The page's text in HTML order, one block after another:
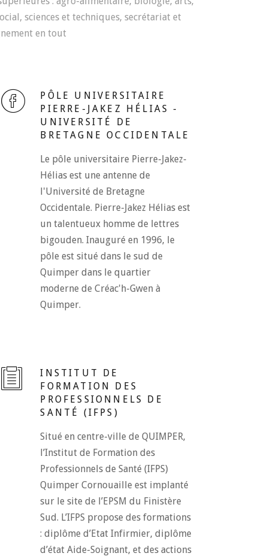
sciences et techniques, secrétariat et
en tout
PÔLE UNIVERSITAIRE
PIERRE-JAKEZ HÉLIAS -
UNIVERSITÉ DE
BRETAGNE OCCIDENTALE
Le pôle universitaire Pierre-Jakez-
Hélias est une antenne de
l'Université de Bretagne
Occidentale. Pierre-Jakez Hélias est
un talentueux homme de lettres
bigouden. Inauguré en 1996, le
pôle est situé dans le sud de
Quimper dans le quartier
moderne de Créac'h-Gwen à
Quimper.
INSTITUT DE
FORMATION DES
PROFESSIONNELS DE
SANTÉ (IFPS)
Situé en centre-ville de QUIMPER,
l’Institut de Formation des
Professionnels de Santé (IFPS)
Quimper Cornouaille est implanté
sur le site de l’EPSM du Finistère
Sud. L’IFPS propose des formations
: diplôme d’Etat Infirmier, diplôme
d’état Aide-Soignant, et des actions